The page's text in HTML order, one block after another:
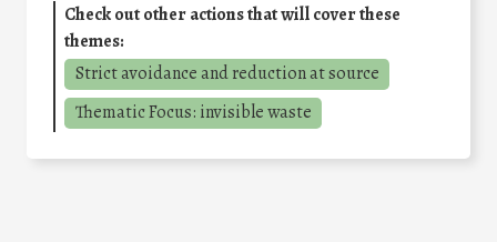
Check out other actions that will cover these
themes:
Strict avoidance and reduction at source
Thematic Focus: invisible waste